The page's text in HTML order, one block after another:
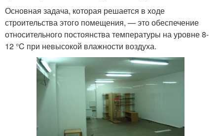
Основная задача, которая решается в ходе
строительства этого помещения, — это обеспечение
относительного постоянства температуры на уровне 8-
12 °C при невысокой влажности воздуха.